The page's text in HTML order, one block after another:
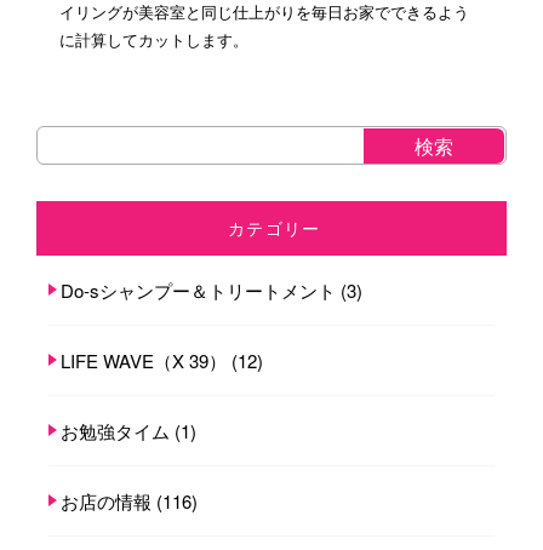
イリングが美容室と同じ仕上がりを毎日お家でできるよう
に計算してカットします。
カテゴリー
Do-sシャンプー＆トリートメント (3)
LIFE WAVE（X 39） (12)
お勉強タイム (1)
お店の情報 (116)